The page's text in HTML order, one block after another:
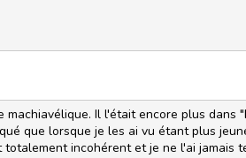
Il l'était encore plus dans
que lorsque je les ai vu étant plus
incohérent et je ne l'ai jamais